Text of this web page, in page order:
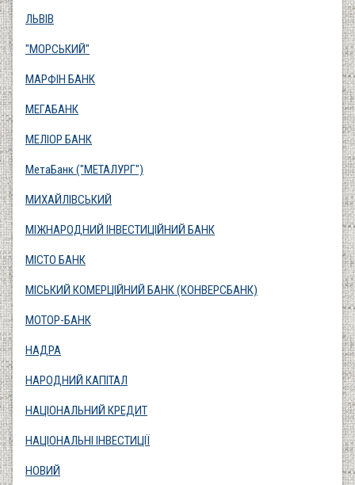
ЛЬВІВ
"МОРСЬКИЙ"
МАРФІН БАНК
МЕГАБАНК
МЕЛІОР БАНК
МетаБанк ("МЕТАЛУРГ")
МИХАЙЛІВСЬКИЙ
МІЖНАРОДНИЙ ІНВЕСТИЦІЙНИЙ БАНК
МІСТО БАНК
МІСЬКИЙ КОМЕРЦІЙНИЙ БАНК (КОНВЕРСБАНК)
МОТОР-БАНК
НАДРА
НАРОДНИЙ КАПІТАЛ
НАЦІОНАЛЬНИЙ КРЕДИТ
НАЦІОНАЛЬНІ ІНВЕСТИЦІЇ
НОВИЙ